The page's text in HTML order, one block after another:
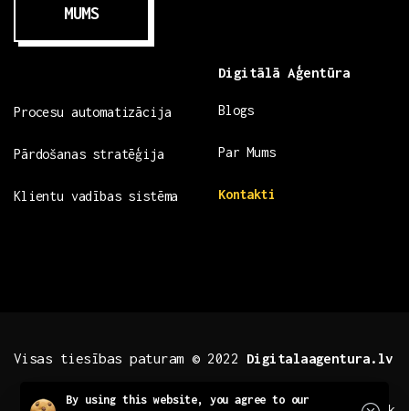
MUMS
Procesu automatizācija
Pārdošanas stratēģija
Klientu vadības sistēma
Digitālā Aģentūra
Blogs
Par Mums
Kontakti
Visas tiesības paturam © 2022 Digitalaagentura.lv
By using this website, you agree to our Close